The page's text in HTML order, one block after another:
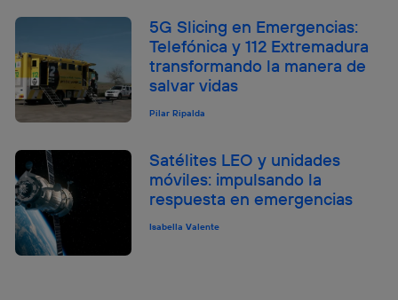
5G Slicing en Emergencias:
Telefónica y 112 Extremadura
transformando la manera de
salvar vidas
Pilar Ripalda
Satélites LEO y unidades
móviles: impulsando la
respuesta en emergencias
Isabella Valente